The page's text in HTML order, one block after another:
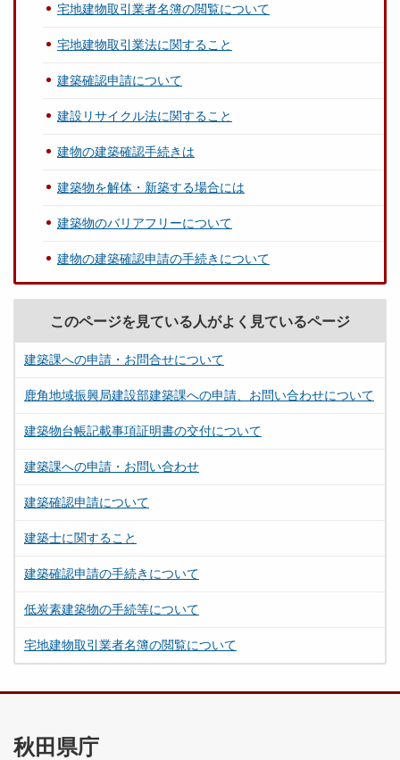
宅地建物取引業者名簿の閲覧について
宅地建物取引業法に関すること
建築確認申請について
建設リサイクル法に関すること
建物の建築確認手続きは
建築物を解体・新築する場合には
建築物のバリアフリーについて
建物の建築確認申請の手続きについて
このページを見ている人がよく見ているページ
建築課への申請・お問合せについて
鹿角地域振興局建設部建築課への申請、お問い合わせについて
建築物台帳記載事項証明書の交付について
建築課への申請・お問い合わせ
建築確認申請について
建築士に関すること
建築確認申請の手続きについて
低炭素建築物の手続等について
宅地建物取引業者名簿の閲覧について
秋田県庁